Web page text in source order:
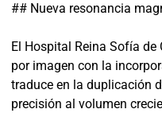
## Nueva resonancia
El Hospital Reina Sofía
por imagen con la
traduce en la duplicación
precisión al volumen